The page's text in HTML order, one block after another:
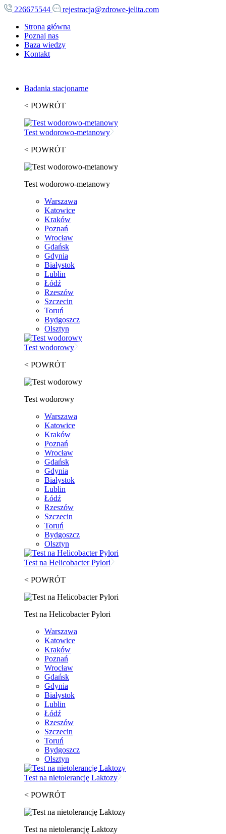
226675544
rejestracja@zdrowe-jelita.com
Strona główna
Poznaj nas
Baza wiedzy
Kontakt
Badania stacjonarne
< POWRÓT
Test wodorowo-metanowy
< POWRÓT
Test wodorowo-metanowy
Warszawa
Katowice
Kraków
Poznań
Wrocław
Gdańsk
Gdynia
Białystok
Lublin
Łódź
Rzeszów
Szczecin
Toruń
Bydgoszcz
Olsztyn
Test wodorowy
< POWRÓT
Test wodorowy
Warszawa
Katowice
Kraków
Poznań
Wrocław
Gdańsk
Gdynia
Białystok
Lublin
Łódź
Rzeszów
Szczecin
Toruń
Bydgoszcz
Olsztyn
Test na Helicobacter Pylori
< POWRÓT
Test na Helicobacter Pylori
Warszawa
Katowice
Kraków
Poznań
Wrocław
Gdańsk
Gdynia
Białystok
Lublin
Łódź
Rzeszów
Szczecin
Toruń
Bydgoszcz
Olsztyn
Test na nietolerancję Laktozy
< POWRÓT
Test na nietolerancję Laktozy